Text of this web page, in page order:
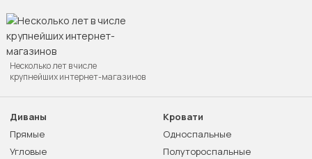
Несколько лет в числе
крупнейших интернет-магазинов
Диваны
Прямые
Угловые
Кровати
Односпальные
Полутороспальные